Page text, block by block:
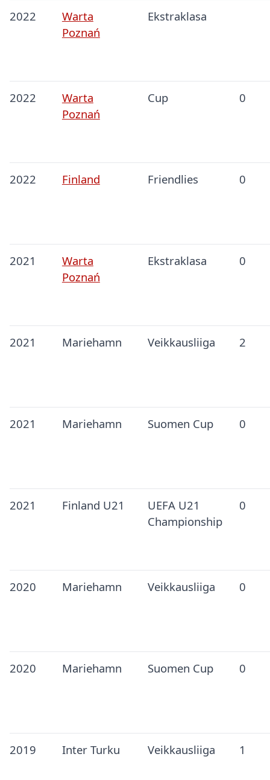
2022
Warta
Poznań
Ekstraklasa
2022
Warta
Poznań
Cup 0
2022 Finland Friendlies 0
2021
Warta
Poznań
Ekstraklasa 0
2021 Mariehamn Veikkausliiga 2
2021 Mariehamn Suomen Cup 0
2021 Finland U21
UEFA U21
Championship
0
2020 Mariehamn Veikkausliiga 0
2020 Mariehamn Suomen Cup 0
2019 Inter Turku Veikkausliiga 1